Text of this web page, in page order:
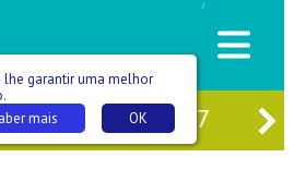
/
QUA 16 QUI 17 SEX
lhe garantir uma melhor
OK
mais